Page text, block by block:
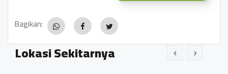
Bagikan:
Lokasi Sekitarnya